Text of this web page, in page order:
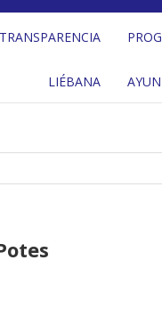
TRANSPARENCIA
LIÉBANA